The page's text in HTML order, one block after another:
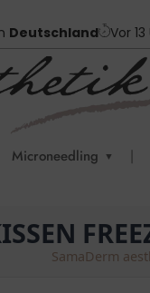
Deutschland Vor
Microneedling ▼ |
SamaDerm